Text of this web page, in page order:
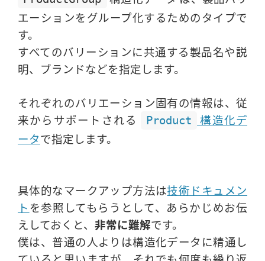
エーションをグループ化するためのタイプで
す。
すべてのバリーションに共通する製品名や説
明、ブランドなどを指定します。
それぞれのバリエーション固有の情報は、従
来からサポートされる
Product
構造化デ
ータで指定します。
具体的なマークアップ方法は技術ドキュメン
ト を参照してもらうとして、あらかじめお伝
えしておくと、 非常に難解です。
僕は、普通の人よりは構造化データに精通し